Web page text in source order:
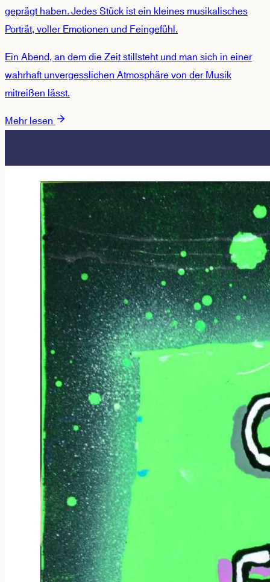
geprägt haben. Jedes Stück ist ein kleines musikalisches
Porträt, voller Emotionen und Feingefühl.
Ein Abend, an dem die Zeit stillsteht und man sich in einer
wahrhaft unvergesslichen Atmosphäre von der Musik
mitreißen lässt.
Mehr lesen